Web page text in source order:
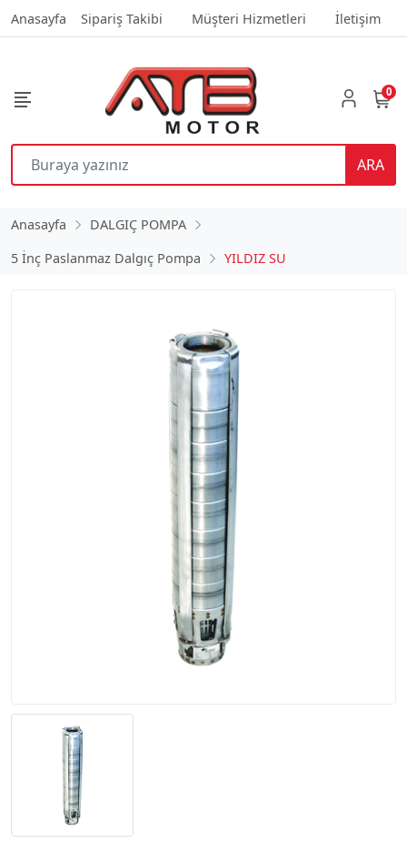
Anasayfa Sipariş Takibi Müşteri Hizmetleri İletişim
ARA
0
Anasayfa
DALGIÇ POMPA
5 İnç Paslanmaz Dalgıç Pompa
YILDIZ SU